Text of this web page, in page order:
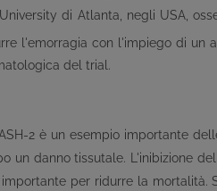
di Atlanta, negli USA,
l'emorragia con l'impiego di un
del trial.
2 è un esempio importante
un danno tissutale. L'inibizione
per ridurre la